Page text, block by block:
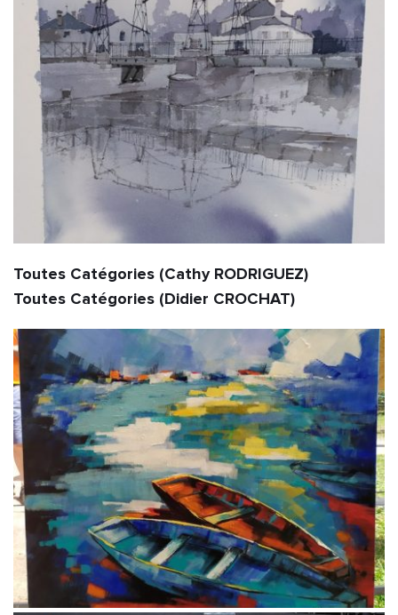
Toutes Catégories (Cathy RODRIGUEZ)